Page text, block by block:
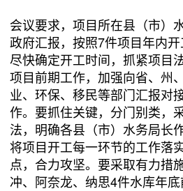
会议要求，项目所在县（市）
政府汇报，按照7件项目年内开
尽快确定开工时间，抓紧项目
项目前期工作，加强向省、州
业、环保、移民等部门汇报对
作。要抓住关键，分门别类，
法，明确各县（市）水务局长
将项目开工每一环节的工作落
点，合力攻坚。要采取有力措
冲、阿奈龙、纳思4件水库年